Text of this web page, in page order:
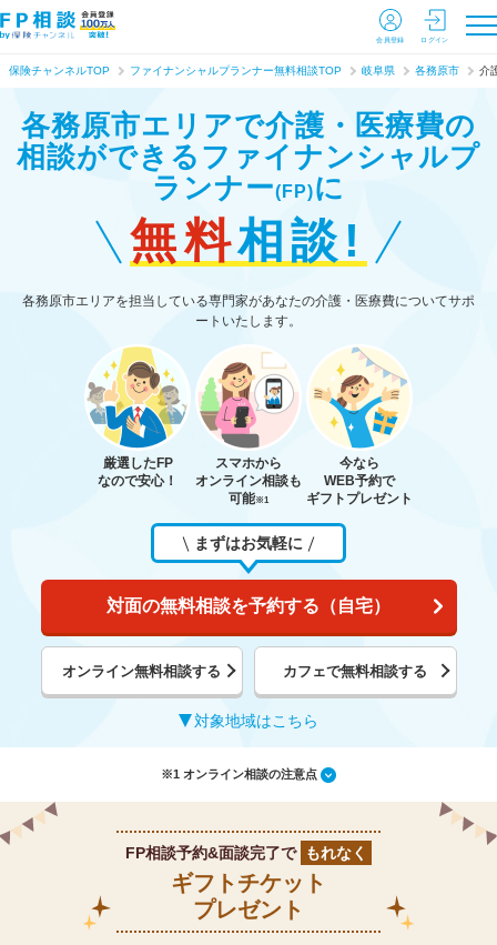
会員登録 ログイン
保険チャンネルTOP ファイナンシャルプランナー無料相談TOP 岐阜県 各務原市 介
各務原市エリアで介護・医療費の
相談ができる ファイナンシャルプ
ランナー(FP)に
無料相談!
各務原市エリアを担当している専門家があなたの介護・医療費についてサポ
ートいたします。
厳選したFP
なので安心！
スマホから
オンライン相談も
可能※1
今なら
WEB予約で
ギフトプレゼント
まずはお気軽に
対面の無料相談を予約する（自宅）
オンライン無料相談する カフェで無料相談する
対象地域はこちら
※1 オンライン相談の注意点
FP相談予約&面談完了で もれなく
ギフトチケット
プレゼント